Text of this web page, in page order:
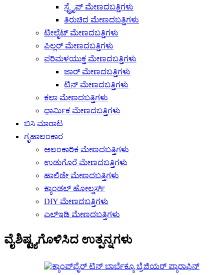
ಸ್ಟ್ರೈಪ್ ಮೇಣದಬತ್ತಿಗಳು
ತಿರುಚಿದ ಮೇಣದಬತ್ತಿಗಳು
ಟೀಲೈಟ್ ಮೇಣದಬತ್ತಿಗಳು
ಪಿಲ್ಲರ್ ಮೇಣದಬತ್ತಿಗಳು
ಪರಿಮಳಯುಕ್ತ ಮೇಣದಬತ್ತಿಗಳು
ಜಾರ್ ಮೇಣದಬತ್ತಿಗಳು
ಟಿನ್ ಮೇಣದಬತ್ತಿಗಳು
ಕಲಾ ಮೇಣದಬತ್ತಿಗಳು
ಧಾರ್ಮಿಕ ಮೇಣದಬತ್ತಿಗಳು
ಬಿಸಿ ಮಾರಾಟ
ಗೃಹಾಲಂಕಾರ
ಅಲಂಕಾರಿಕ ಮೇಣದಬತ್ತಿಗಳು
ಉಡುಗೊರೆ ಮೇಣದಬತ್ತಿಗಳು
ಹಾಲಿಡೇ ಮೇಣದಬತ್ತಿಗಳು
ಕ್ಯಾಂಡಲ್ ಹೋಲ್ಡರ್ಸ್
DIY ಮೇಣದಬತ್ತಿಗಳು
ಎಲ್ಇಡಿ ಮೇಣದಬತ್ತಿಗಳು
ವೈಶಿಷ್ಟ್ಯಗೊಳಿಸಿದ ಉತ್ಪನ್ನಗಳು